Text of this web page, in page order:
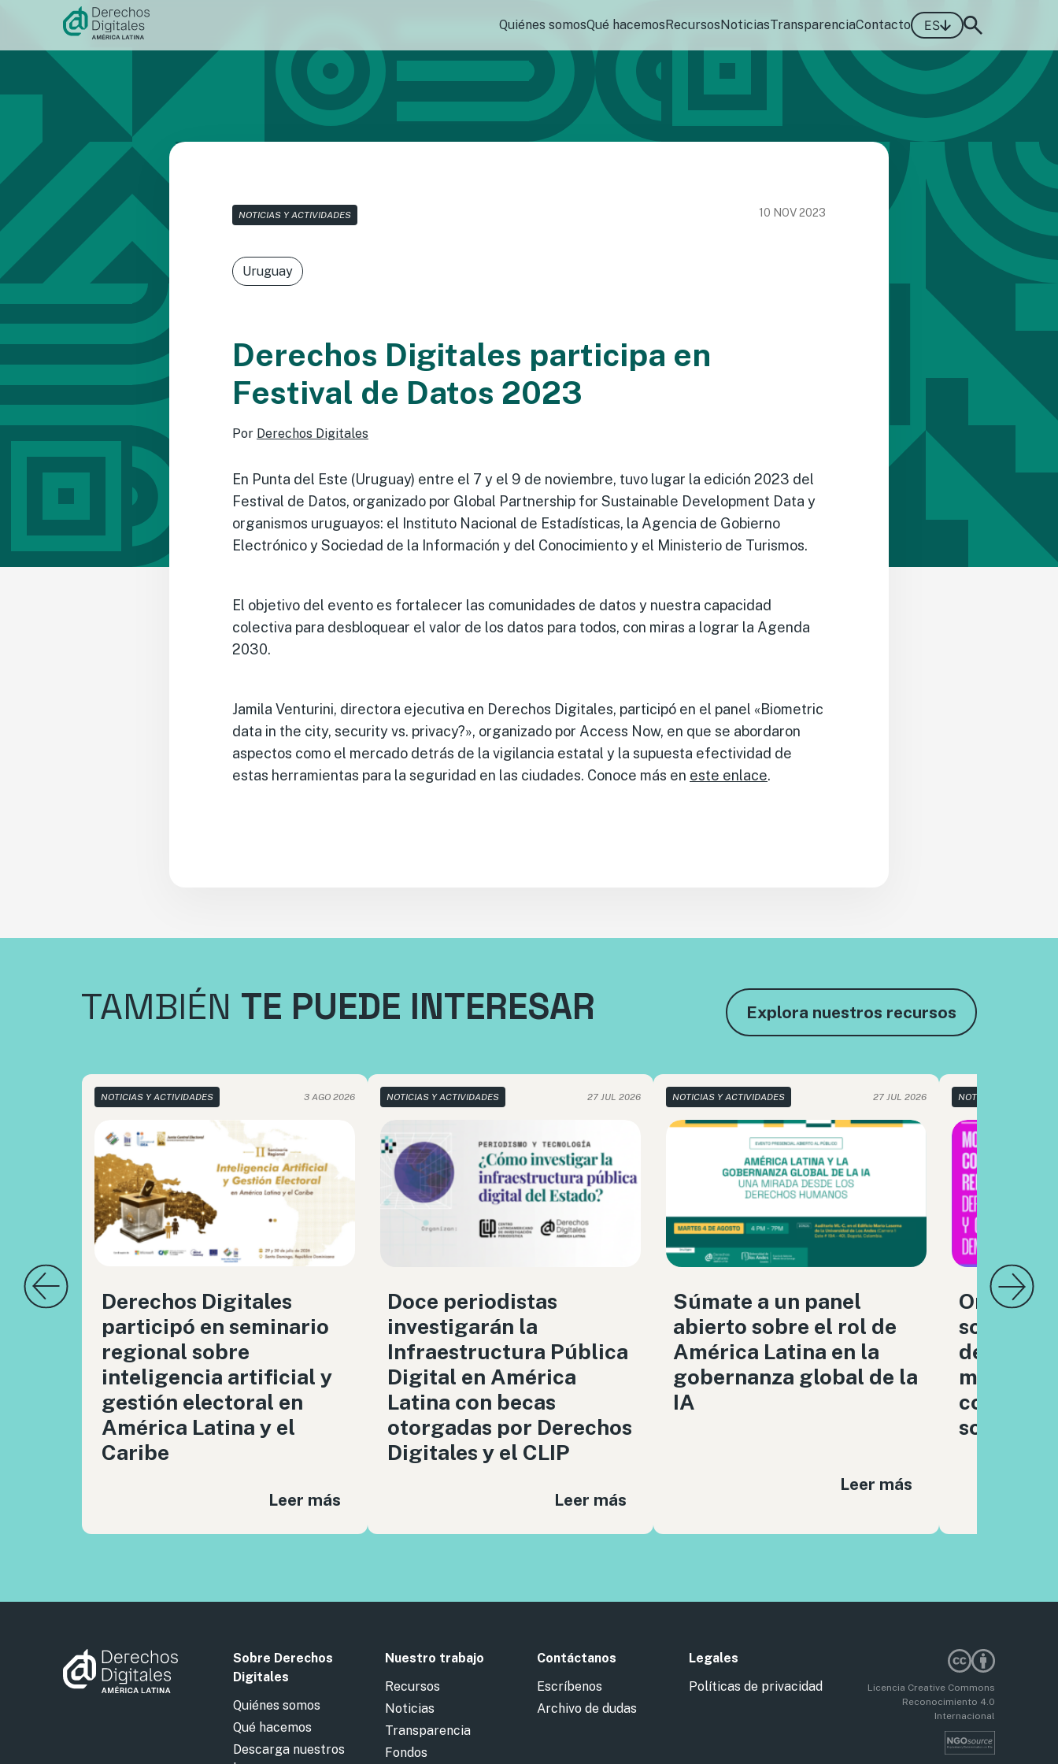
contenido
Quiénes somosQué hacemosRecursosNoticiasTransparenciaContacto ES
NOTICIAS Y ACTIVIDADES 10 NOV 2023
Uruguay
Derechos Digitales participa en
Festival de Datos 2023
Por Derechos Digitales
En Punta del Este (Uruguay) entre el 7 y el 9 de noviembre, tuvo lugar la edición 2023 del
Festival de Datos, organizado por Global Partnership for Sustainable Development Data y
organismos uruguayos: el Instituto Nacional de Estadísticas, la Agencia de Gobierno
Electrónico y Sociedad de la Información y del Conocimiento y el Ministerio de Turismos.
El objetivo del evento es fortalecer las comunidades de datos y nuestra capacidad
colectiva para desbloquear el valor de los datos para todos, con miras a lograr la Agenda
2030.
Jamila Venturini, directora ejecutiva en Derechos Digitales, participó en el panel «Biometric
data in the city, security vs. privacy?», organizado por Access Now, en que se abordaron
aspectos como el mercado detrás de la vigilancia estatal y la supuesta efectividad de
estas herramientas para la seguridad en las ciudades. Conoce más en este enlace.
TAMBIÉN TE PUEDE INTERESAR Explora nuestros recursos
NOTICIAS Y ACTIVIDADES 3 AGO 2026
Derechos Digitales
participó en seminario
regional sobre
inteligencia artificial y
gestión electoral en
América Latina y el
Caribe
Leer más
NOTICIAS Y ACTIVIDADES 27 JUL 2026
Doce periodistas
investigarán la
Infraestructura Pública
Digital en América
Latina con becas
otorgadas por Derechos
Digitales y el CLIP
Leer más
NOTICIAS Y ACTIVIDADES 27 JUL 2026
Súmate a un panel
abierto sobre el rol de
América Latina en la
gobernanza global de la
IA
Leer más
NOTICIAS Y
sociedad
sociales
Sobre Derechos
Digitales
Quiénes somos
Qué hacemos
Descarga nuestros
Nuestro trabajo
Recursos
Noticias
Transparencia
Fondos
Contáctanos
Escríbenos
Archivo de dudas
Legales
Políticas de privacidad
Licencia Creative Commons
Reconocimiento 4.0
Internacional